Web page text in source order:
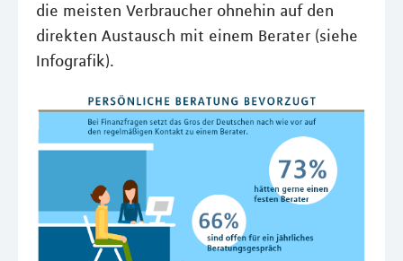
die meisten Verbraucher ohnehin auf den
direkten Austausch mit einem Berater (siehe
Infografik).